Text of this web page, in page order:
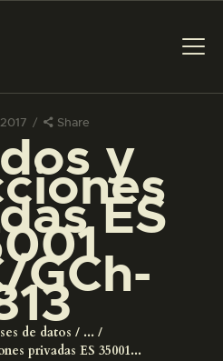
Share
y
ES
GCh-
de datos
...
privadas ES 35001...
LA VISITA